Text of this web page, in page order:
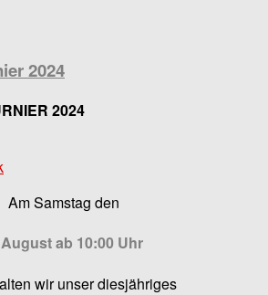
2024
2024
Am Samstag den
ab 10:00 Uhr
wir unser diesjähriges